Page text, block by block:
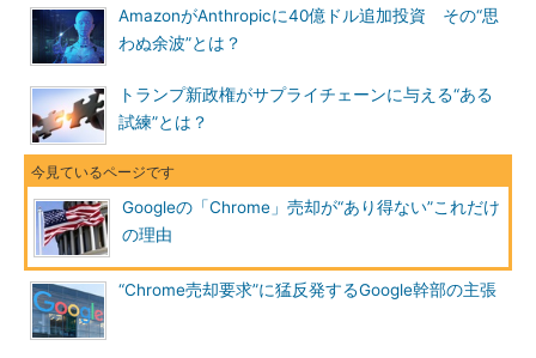
AmazonがAnthropicに40億ドル追加投資 その“思
わぬ余波”とは？
トランプ新政権がサプライチェーンに与える“ある
試練”とは？
Googleの「Chrome」売却が“あり得ない”これだけ
の理由
“Chrome売却要求”に猛反発するGoogle幹部の主張